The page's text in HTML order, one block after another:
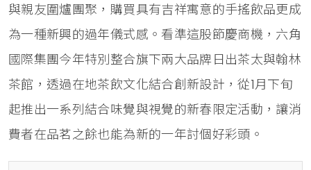
與親友圍爐團聚，購買具有吉祥寓意的手搖飲品更成
為一種新興的過年儀式感。看準這股節慶商機，六角
國際集團今年特別整合旗下兩大品牌日出茶太與翰林
茶館，透過在地茶飲文化結合創新設計，從1月下旬
起推出一系列結合味覺與視覺的新春限定活動，讓消
費者在品茗之餘也能為新的一年討個好彩頭。